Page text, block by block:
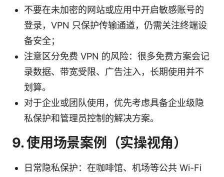
不要在未加密的网站或应用中开启敏感账号的
登录，VPN 只保护传输通道，仍需关注终端设
备安全；
注意区分免费 VPN 的风险：很多免费方案会记
录数据、带宽受限、广告注入，长期使用并不
划算。
对于企业或团队使用，优先考虑具备企业级隐
私保护和管理员控制的解决方案。
9. 使用场景案例（实操视角）
日常隐私保护：在咖啡馆、机场等公共 Wi-Fi